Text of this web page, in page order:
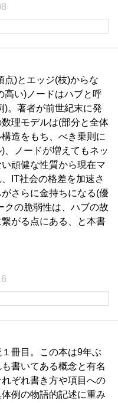
点)とエッジ(枝)からな
高い)ノードはハブと呼
)。著者が前世紀末に発
理モデルは(部分と全体
造をもち、べき乗則に
、ノードが増えてもネッ
頑健な性質から現在マ
IT社会の格差を加速さ
さらに金持ちになる(優
クの脆弱性は、ハブの故
がる点にある、と本書
冊目。この本は9年ぶ
書いてある概念と有名
ぞれ書き方や項目への
例の物語的記述に重み